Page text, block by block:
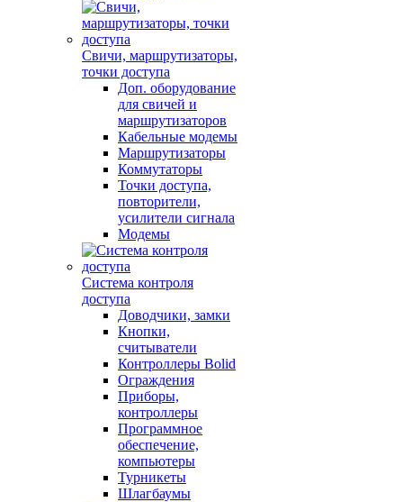
Свичи, маршрутизаторы,
точки доступа
Доп. оборудование
для свичей и
маршрутизаторов
Кабельные модемы
Маршрутизаторы
Коммутаторы
Точки доступа,
повторители,
усилители сигнала
Модемы
Система контроля
доступа
Доводчики, замки
Кнопки,
считыватели
Контроллеры Bolid
Ограждения
Приборы,
контроллеры
Программное
обеспечение,
компьютеры
Турникеты
Шлагбаумы